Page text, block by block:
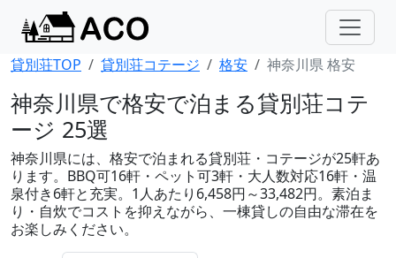
貸別荘TOP 貸別荘コテージ 格安 神奈川県 格安
神奈川県で格安で泊まる貸別荘コテ
ージ 25選
神奈川県には、格安で泊まれる貸別荘・コテージが25軒あ
ります。BBQ可16軒・ペット可3軒・大人数対応16軒・温
泉付き6軒と充実。1人あたり6,458円～33,482円。素泊ま
り・自炊でコストを抑えながら、一棟貸しの自由な滞在を
お楽しみください。